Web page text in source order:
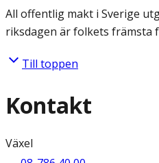
All offentlig makt i Sverige
riksdagen är folkets främsta
Till toppen
Kontakt
Växel